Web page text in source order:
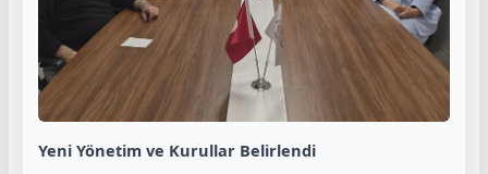
Yeni Yönetim ve Kurullar Belirlendi